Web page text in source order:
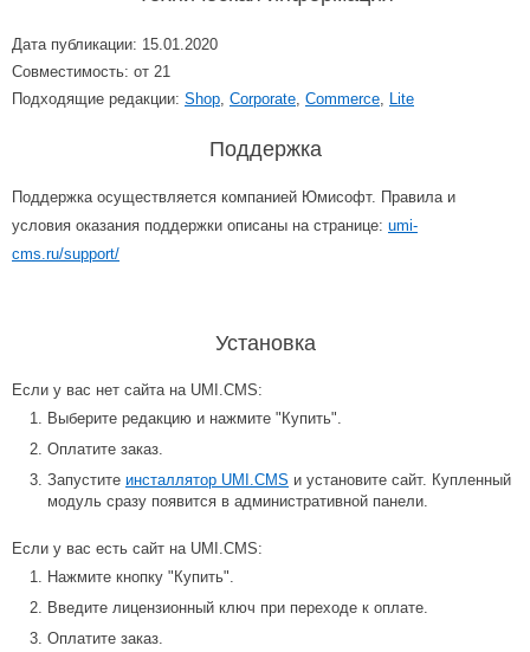
Дата публикации: 15.01.2020
Совместимость: от 21
Подходящие редакции: Shop, Corporate, Commerce, Lite
Поддержка
Поддержка осуществляется компанией Юмисофт. Правила и
условия оказания поддержки описаны на странице: umi-
cms.ru/support/
Установка
Если у вас нет сайта на UMI.CMS:
Выберите редакцию и нажмите "Купить".
Оплатите заказ.
Запустите инсталлятор UMI.CMS и установите сайт. Купленный
модуль сразу появится в административной панели.
Если у вас есть сайт на UMI.CMS:
Нажмите кнопку "Купить".
Введите лицензионный ключ при переходе к оплате.
Оплатите заказ.